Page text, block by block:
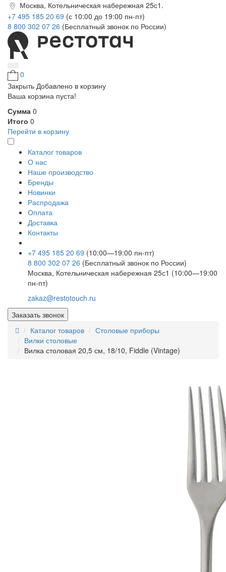
Москва, Котельническая набережная 25с1.
+7 495 185 20 69 (с 10:00 до 19:00 пн-пт)
8 800 302 07 26 (Бесплатный звонок по России)
0
Закрыть Добавлено в корзину
Ваша корзина пуста!
Сумма 0
Итого 0
Перейти в корзину
Каталог товаров
О нас
Наше производство
Бренды
Новинки
Распродажа
Оплата
Доставка
Контакты
+7 495 185 20 69 (10:00—19:00 пн-пт)
8 800 302 07 26 (Бесплатный звонок по России)
Москва, Котельническая набережная 25с1 (10:00—19:00
пн-пт)
zakaz@restotouch.ru
Заказать звонок
Каталог товаров
Столовые приборы
Вилки столовые
Вилка столовая 20,5 см, 18/10, Fiddle (Vintage)